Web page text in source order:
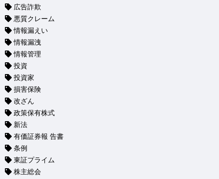
広告詐欺
悪質クレーム
情報漏えい
情報漏洩
情報管理
投資
投資家
損害保険
改ざん
政策保有株式
新法
有価証券報 告書
条例
東証プライム
株主総会